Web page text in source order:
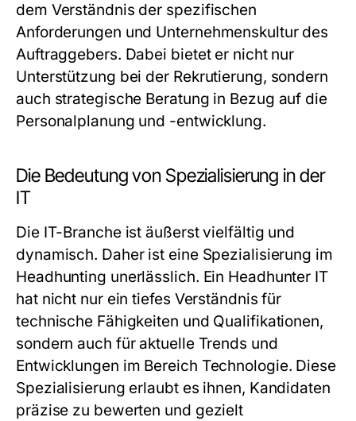
dem Verständnis der spezifischen
Anforderungen und Unternehmenskultur des
Auftraggebers. Dabei bietet er nicht nur
Unterstützung bei der Rekrutierung, sondern
auch strategische Beratung in Bezug auf die
Personalplanung und -entwicklung.
Die Bedeutung von Spezialisierung in der
IT
Die IT-Branche ist äußerst vielfältig und
dynamisch. Daher ist eine Spezialisierung im
Headhunting unerlässlich. Ein Headhunter IT
hat nicht nur ein tiefes Verständnis für
technische Fähigkeiten und Qualifikationen,
sondern auch für aktuelle Trends und
Entwicklungen im Bereich Technologie. Diese
Spezialisierung erlaubt es ihnen, Kandidaten
präzise zu bewerten und gezielt